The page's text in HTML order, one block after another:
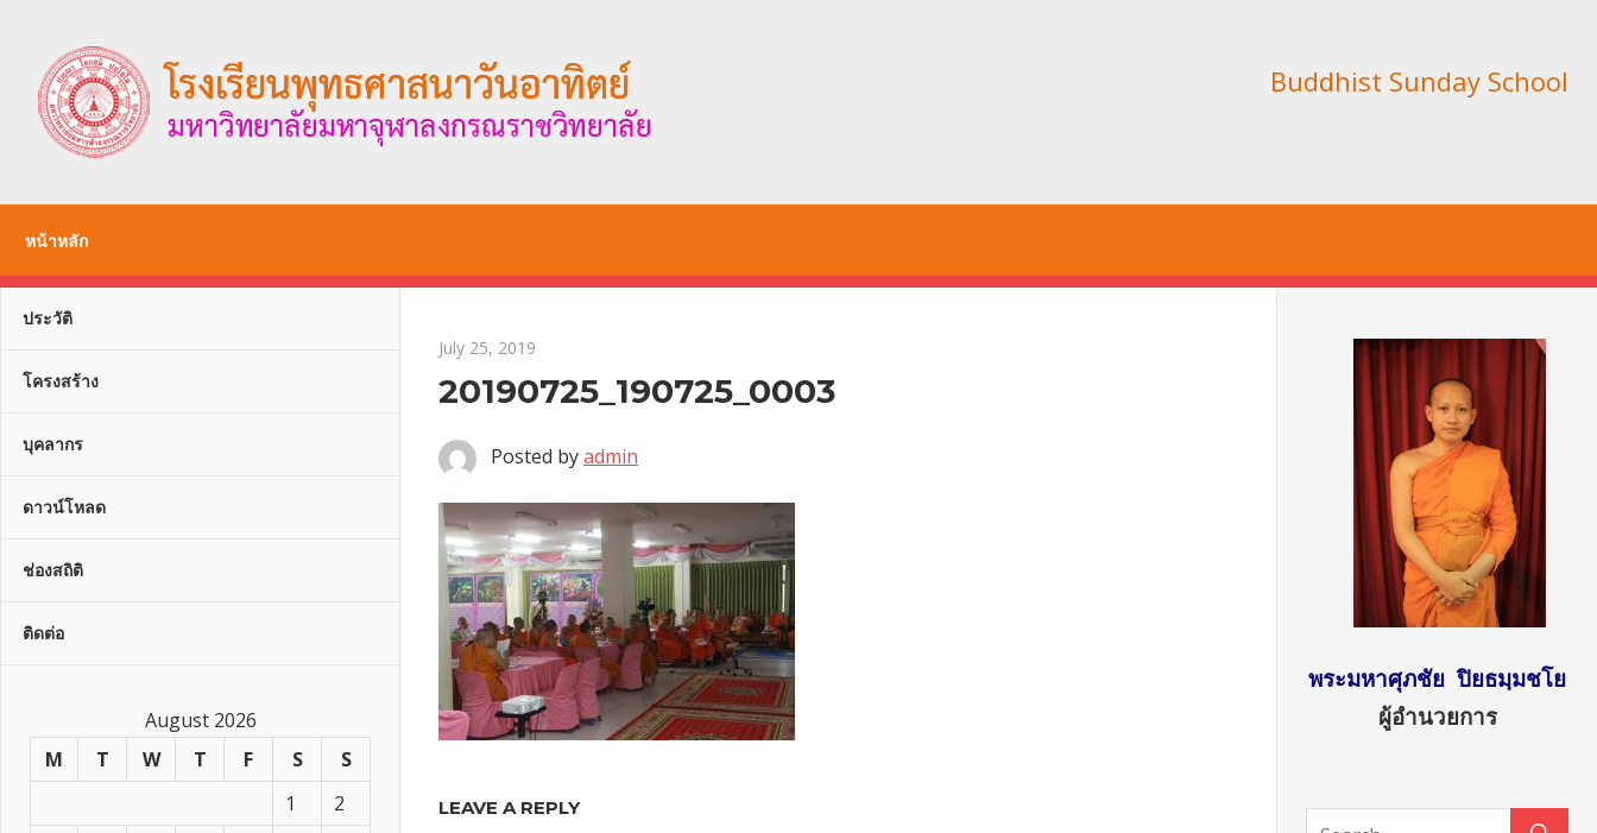
content
Buddhist Sunday School
หน้าหลัก
July 25, 2019
20190725_190725_0003
Posted byadmin
LEAVE A REPLY
ประวัติ
โครงสร้าง
บุคลากร
ดาวน์โหลด
ช่องสถิติ
ติดต่อ
August 2026
M
T W T F S S
1
2
พระมหาศุภชัย ปิยธมฺมชโย
ผู้อำนวยการ